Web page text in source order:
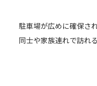
駐車場が広めに確保さ
同士や家族連れで訪れ